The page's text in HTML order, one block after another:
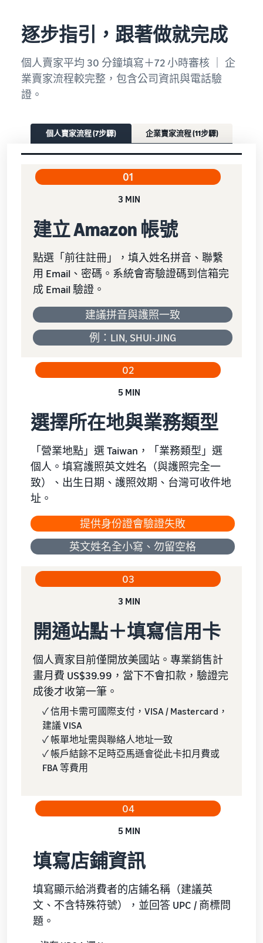
逐步指引，跟著做就完成
個人賣家平均 30 分鐘填寫＋72 小時審核 ｜ 企
業賣家流程較完整，包含公司資訊與電話驗
證。
個人賣家流程 (7步驟) 企業賣家流程 (11步驟)
01
3 MIN
建立 Amazon 帳號
點選「前往註冊」，填入姓名拼音、聯繫
用 Email、密碼。系統會寄驗證碼到信箱完
成 Email 驗證。
建議拼音與護照一致
例：LIN, SHUI-JING
02
5 MIN
選擇所在地與業務類型
「營業地點」選 Taiwan，「業務類型」選
個人。填寫護照英文姓名（與護照完全一
致）、出生日期、護照效期、台灣可收件地
址。
提供身份證會驗證失敗
英文姓名全小寫、勿留空格
03
3 MIN
開通站點＋填寫信用卡
個人賣家目前僅開放美國站。專業銷售計
畫月費 US$39.99，當下不會扣款，驗證完
成後才收第一筆。
✓ 信用卡需可國際支付，VISA / Mastercard，
建議 VISA
✓ 帳單地址需與聯絡人地址一致
✓ 帳戶結餘不足時亞馬遜會從此卡扣月費或
FBA 等費用
04
5 MIN
填寫店鋪資訊
填寫顯示給消費者的店鋪名稱（建議英
文、不含特殊符號），並回答 UPC / 商標問
題。